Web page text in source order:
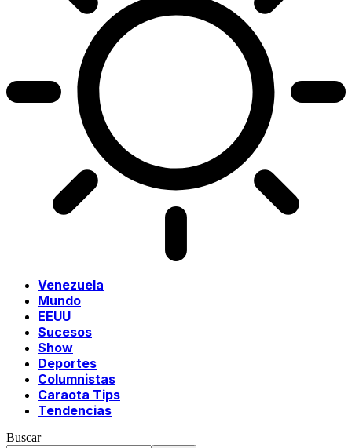
Venezuela
Mundo
EEUU
Sucesos
Show
Deportes
Columnistas
Caraota Tips
Tendencias
Buscar